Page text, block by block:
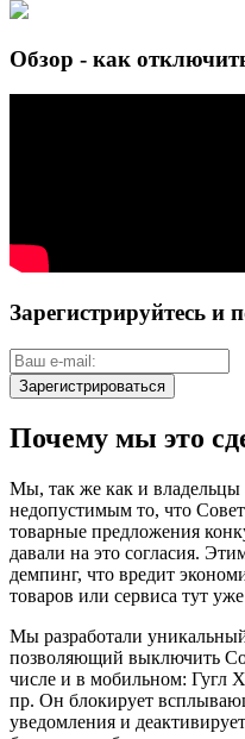
Обзор - как
Зарегистрируйтесь и
Зарегистрироваться
Почему мы это
Мы, так же как и владельцы
недопустимым то, что
товарные предложения
давали на это согласия.
демпинг, что вредит
товаров или сервиса тут
Мы разработали
позволяющий выключить
числе и в мобильном: Гугл
пр. Он блокирует
уведомления и